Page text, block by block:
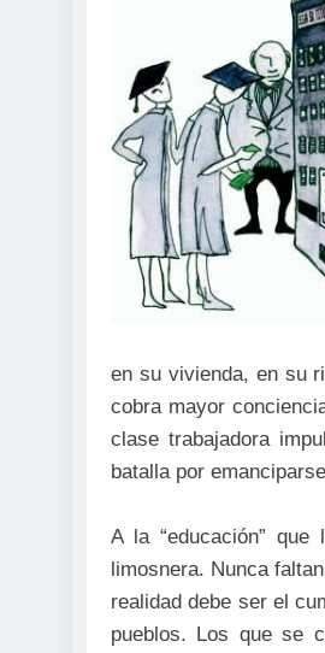
en su vivienda, en su
cobra mayor
clase trabajadora
batalla por
A la “educación”
limosnera. Nunca
realidad debe ser el
pueblos. Los que se